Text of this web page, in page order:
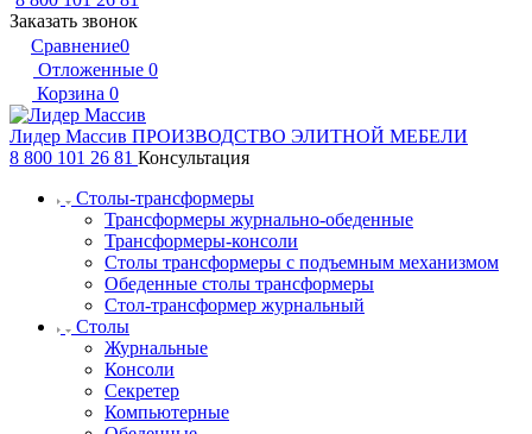
Заказать звонок
Сравнение0
Отложенные 0
Корзина 0
Лидер Массив ПРОИЗВОДСТВО ЭЛИТНОЙ МЕБЕЛИ
8 800 101 26 81 Консультация
Столы-трансформеры
Трансформеры журнально-обеденные
Трансформеры-консоли
Столы трансформеры с подъемным механизмом
Обеденные столы трансформеры
Стол-трансформер журнальный
Столы
Журнальные
Консоли
Секретер
Компьютерные